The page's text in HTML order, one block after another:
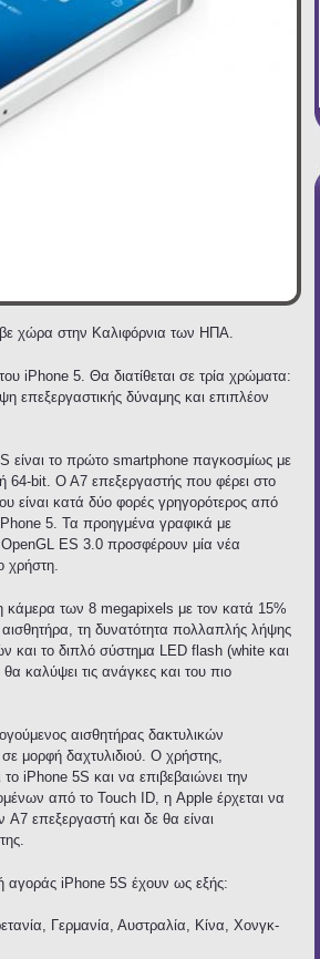
χώρα στην Καλιφόρνια των ΗΠΑ.
iPhone 5. Θα διατίθεται σε τρία χρώματα:
επεξεργαστικής δύναμης και επιπλέον
είναι το πρώτο smartphone παγκοσμίως με
64-bit. Ο Α7 επεξεργαστής που φέρει στο
είναι κατά δύο φορές γρηγορότερος από
5. Τα προηγμένα γραφικά με
OpenGL ES 3.0 προσφέρουν μία νέα
χρήστη.
κάμερα των 8 megapixels με τον κατά 15%
τη δυνατότητα πολλαπλής λήψης
και το διπλό σύστημα LED flash (white και
καλύψει τις ανάγκες και του πιο
αισθητήρας δακτυλικών
μορφή δαχτυλιδιού. Ο χρήστης,
iPhone 5S και να επιβεβαιώνει την
από το Touch ID, η Apple έρχεται να
επεξεργαστή και δε θα είναι
αγοράς iPhone 5S έχουν ως εξής:
Γερμανία, Αυστραλία, Κίνα, Χονγκ-